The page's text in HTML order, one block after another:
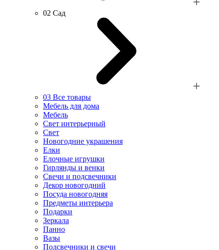
02 Сад
03 Все товары
Мебель для дома
Мебель
Свет интерьерный
Свет
Новогодние украшения
Елки
Елочные игрушки
Гирлянды и венки
Свечи и подсвечники
Декор новогодний
Посуда новогодняя
Предметы интерьера
Подарки
Зеркала
Панно
Вазы
Подсвечники и свечи